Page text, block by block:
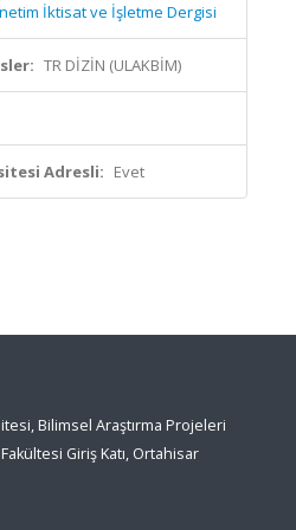
İktisat ve İşletme Dergisi
TR DİZİN (ULAKBİM)
Adresli: Evet
Bilimsel Araştırma Projeleri
Giriş Katı, Ortahisar